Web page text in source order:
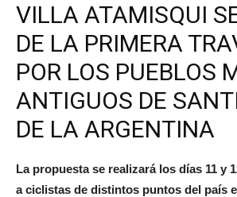
VILLA ATAMISQUI
DE LA PRIMERA
POR LOS PUEBLOS
ANTIGUOS DE
DE LA ARGENTINA
La propuesta se realizará los días 11 y
a ciclistas de distintos puntos del país